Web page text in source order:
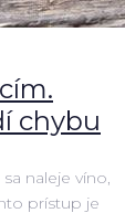
chybu
naleje víno,
prístup je